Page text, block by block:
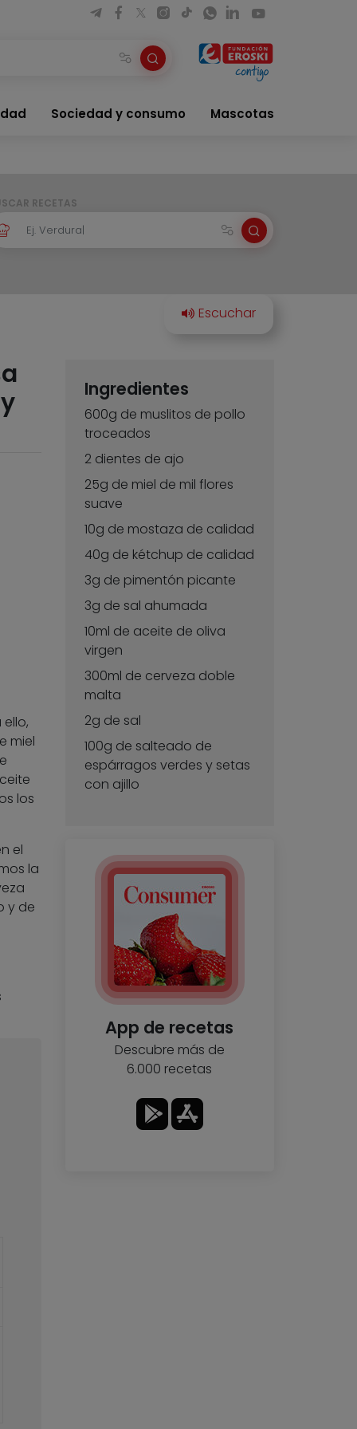
Sociedad y consumo Mascotas
RECETAS
miel
los
el
la
y de
Ingredientes
600g de muslitos de pollo
troceados
2 dientes de ajo
25g de miel de mil flores
suave
10g de mostaza de calidad
40g de kétchup de calidad
3g de pimentón picante
3g de sal ahumada
10ml de aceite de oliva
virgen
300ml de cerveza doble
malta
2g de sal
100g de salteado de
espárragos verdes y setas
con ajillo
App de recetas
Descubre más de
6.000 recetas